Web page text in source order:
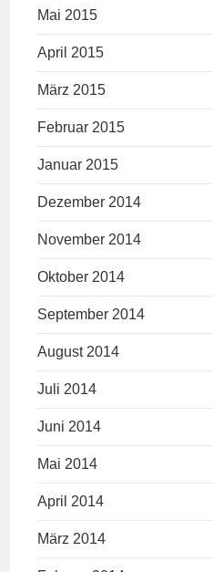
Mai 2015
April 2015
März 2015
Februar 2015
Januar 2015
Dezember 2014
November 2014
Oktober 2014
September 2014
August 2014
Juli 2014
Juni 2014
Mai 2014
April 2014
März 2014